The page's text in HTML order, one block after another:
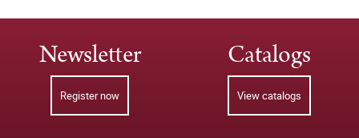
Newsletter
Register now
Catalogs
View catalogs